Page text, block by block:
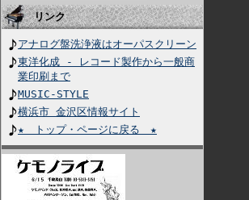
リンク
アナログ盤洗浄液はオーパスクリーン
東洋化成 - レコード製作から一般商
業印刷まで
MUSIC-STYLE
横浜市 金沢区情報サイト
★ トップ・ページに戻る ★